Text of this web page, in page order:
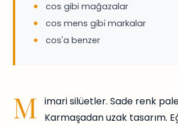
cos gibi mağazalar
cos mens gi̇bi̇ markalar
cos'a benzer
M
imari silüetler. Sade renk
Karmaşadan uzak tasarım.